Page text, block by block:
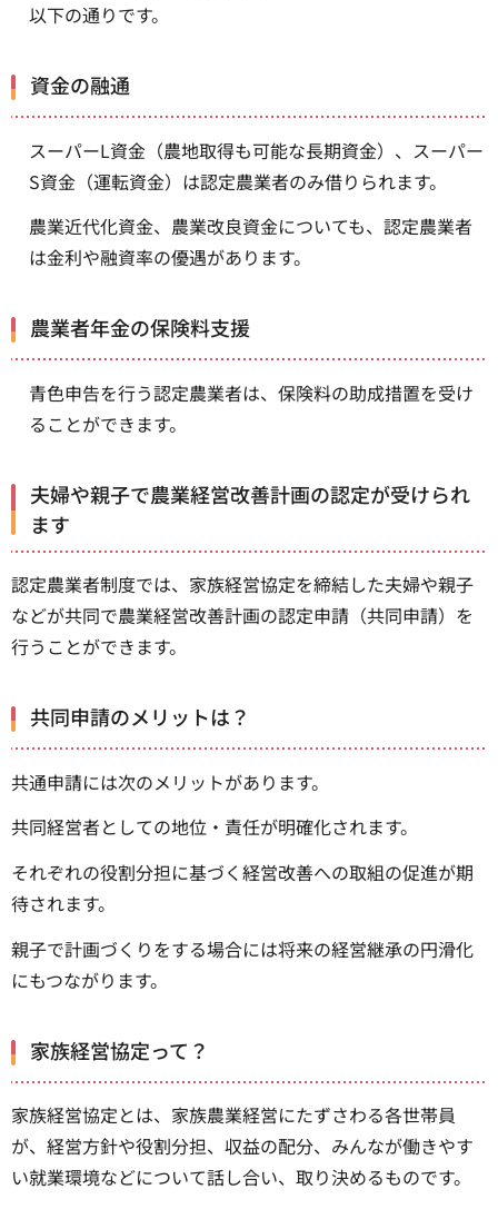
以下の通りです。
資金の融通
スーパーL資金（農地取得も可能な長期資金）、スーパー
S資金（運転資金）は認定農業者のみ借りられます。
農業近代化資金、農業改良資金についても、認定農業者
は金利や融資率の優遇があります。
農業者年金の保険料支援
青色申告を行う認定農業者は、保険料の助成措置を受け
ることができます。
夫婦や親子で農業経営改善計画の認定が受けられ
ます
認定農業者制度では、家族経営協定を締結した夫婦や親子
などが共同で農業経営改善計画の認定申請（共同申請）を
行うことができます。
共同申請のメリットは？
共通申請には次のメリットがあります。
共同経営者としての地位・責任が明確化されます。
それぞれの役割分担に基づく経営改善への取組の促進が期
待されます。
親子で計画づくりをする場合には将来の経営継承の円滑化
にもつながります。
家族経営協定って？
家族経営協定とは、家族農業経営にたずさわる各世帯員
が、経営方針や役割分担、収益の配分、みんなが働きやす
い就業環境などについて話し合い、取り決めるものです。